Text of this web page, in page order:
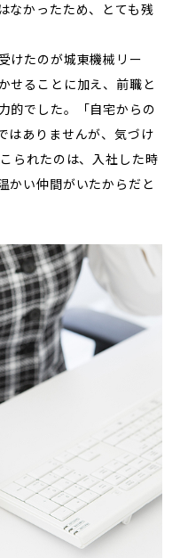
なかったため、とても残
けたのが城東機械リー
せることに加え、前職と
的でした。「自宅からの
はありませんが、気づけ
られたのは、入社した時
かい仲間がいたからだと